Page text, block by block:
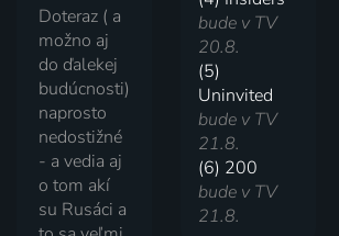
Doteraz ( a
možno aj
do ďalekej
budúcnosti)
naprosto
nedostižné
- a vedia aj
o tom akí
su Rusáci a
bude v TV
20.8.
(5)
Uninvited
bude v TV
21.8.
(6) 200
bude v TV
21.8.